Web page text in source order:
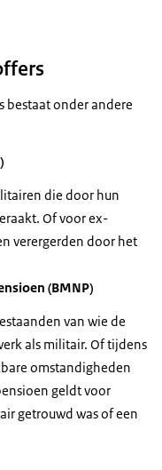
bestaat onder andere
die door hun
Of voor ex-
verergerden door het
(BMNP)
van wie de
als militair. Of tijdens
omstandigheden
geldt voor
getrouwd was of een